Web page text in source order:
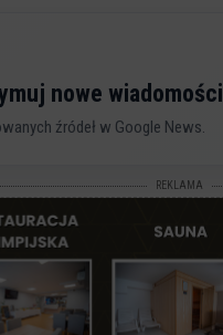
nowe wiadomości
źródeł w Google News.
REKLAMA